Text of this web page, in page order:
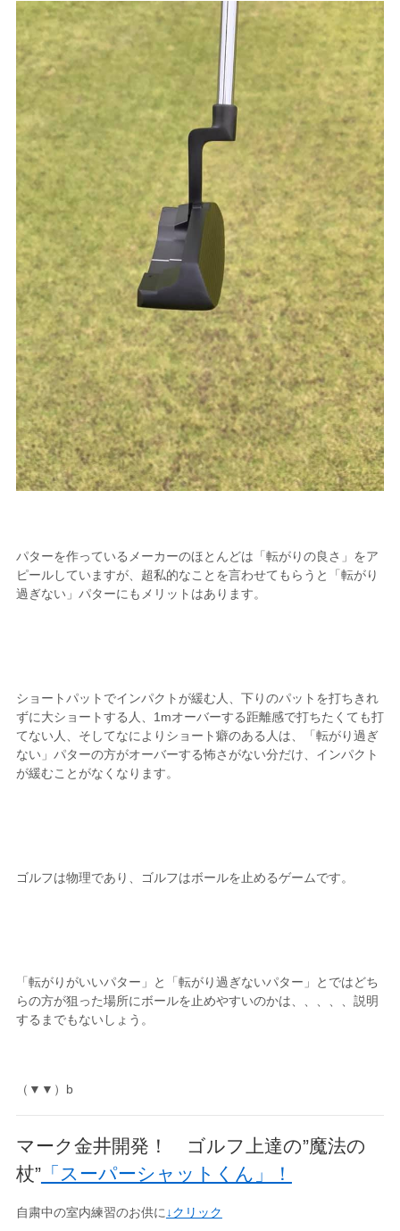
パターを作っているメーカーのほとんどは「転がりの良さ」をア
ピールしていますが、超私的なことを言わせてもらうと「転がり
過ぎない」パターにもメリットはあります。
ショートパットでインパクトが緩む人、下りのパットを打ちきれ
ずに大ショートする人、1mオーバーする距離感で打ちたくても打
てない人、そしてなによりショート癖のある人は、「転がり過ぎ
ない」パターの方がオーバーする怖さがない分だけ、インパクト
が緩むことがなくなります。
ゴルフは物理であり、ゴルフはボールを止めるゲームです。
「転がりがいいパター」と「転がり過ぎないパター」とではどち
らの方が狙った場所にボールを止めやすいのかは、、、、、説明
するまでもないしょう。
（▼▼）b
マーク金井開発！ ゴルフ上達の”魔法の
杖”「スーパーシャットくん」！
自粛中の室内練習のお供に↓クリック